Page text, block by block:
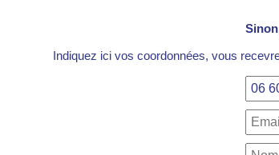
Indiquez ici vos coordonnées, vous